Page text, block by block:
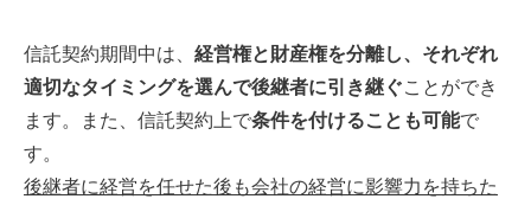
信託契約期間中は、 経営権と財産権を分離し、それぞれ
適切なタイミングを選んで後継者に引き継ぐことができ
ます。また、信託契約上で条件を付けることも可能で
す。
後継者に経営を任せた後も会社の経営に影響力を持ちた